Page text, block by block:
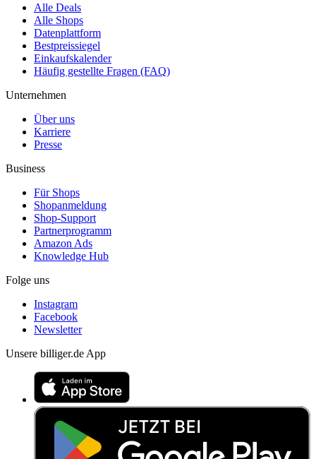
Alle Deals
Alle Shops
Datenplattform
Bestpreissiegel
Einkaufskalender
Häufig gestellte Fragen (FAQ)
Unternehmen
Über uns
Karriere
Presse
Business
Für Shops
Shopanmeldung
Shop-Support
Partnerprogramm
Amazon Ads
Knowledge Hub
Folge uns
Instagram
Facebook
Newsletter
Unsere billiger.de App